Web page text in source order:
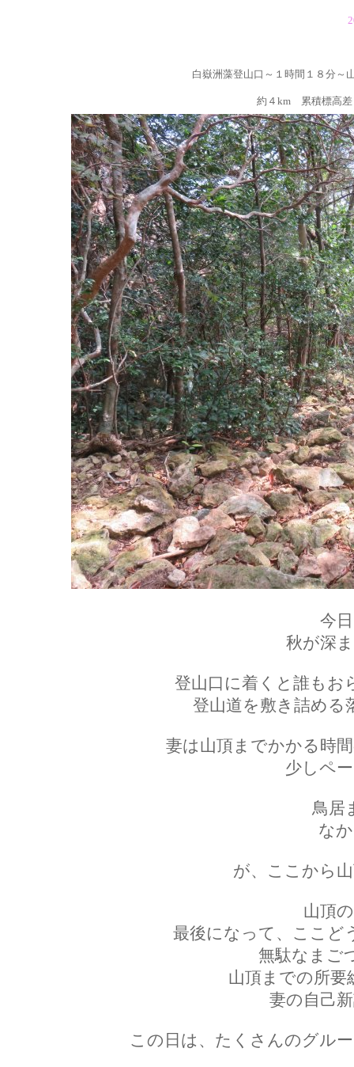
白嶽洲藻登山口～１時間１８分～
約４km 累積標高
今
秋が深
登山口に着くと誰もお
登山道を敷き詰める
妻は山頂までかかる時
少しペ
鳥居
な
が、ここから
山頂
最後になって、ここど
無駄なまご
山頂までの所要
妻の自己
この日は、たくさんのグル